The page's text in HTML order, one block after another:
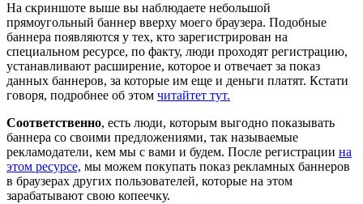
На скриншоте выше вы наблюдаете небольшой
прямоугольный баннер вверху моего браузера. Подобные
баннера появляются у тех, кто зарегистрирован на
специальном ресурсе, по факту, люди проходят регистрацию,
устанавливают расширение, которое и отвечает за показ
данных баннеров, за которые им еще и деньги платят. Кстати
говоря, подробнее об этом читайтет тут.
Соответственно, есть люди, которым выгодно показывать
баннера со своими предложениями, так называемые
рекламодатели, кем мы с вами и будем. После регистрации на
этом ресурсе, мы можем покупать показ рекламных баннеров
в браузерах других пользователей, которые на этом
зарабатывают свою копеечку.